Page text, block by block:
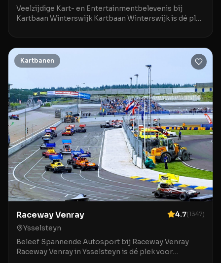
Veelzijdige Kart- en Entertainmentbelevenis bij
Kartbaan Winterswijk Kartbaan Winterswijk is dé plek
een breed aanbod aan entertainmentopties. Deze
locatie biedt niet alleen een uitstekende kartbaan,
Kartbanen
Raceway Venray 4.7(1347)
Ysselsteyn
Beleef Spannende Autosport bij Raceway Venray
Raceway Venray in Ysselsteyn is dé plek voor